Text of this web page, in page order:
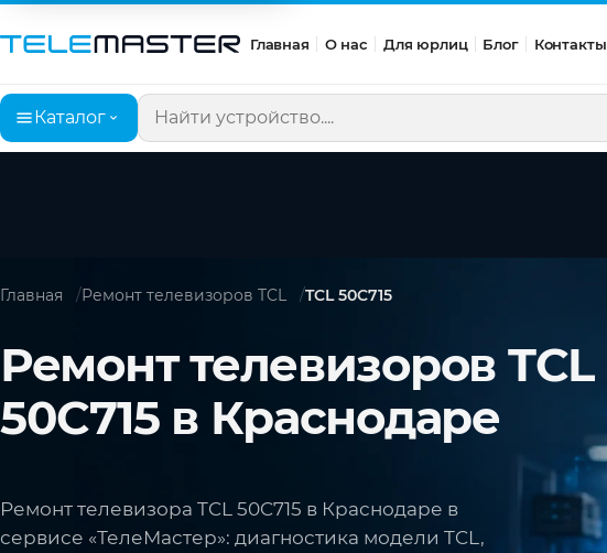
Главная О нас Для юрлиц Блог Контакты
Каталог
Поиск по сайту
Главная Ремонт телевизоров TCL TCL 50C715
Ремонт телевизоров TCL
50C715 в Краснодаре
Ремонт телевизора TCL 50C715 в Краснодаре в
сервисе «ТелеМастер»: диагностика модели TCL,